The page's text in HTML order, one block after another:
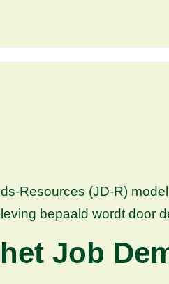
Resources (JD-R)
bepaald wordt door
Job